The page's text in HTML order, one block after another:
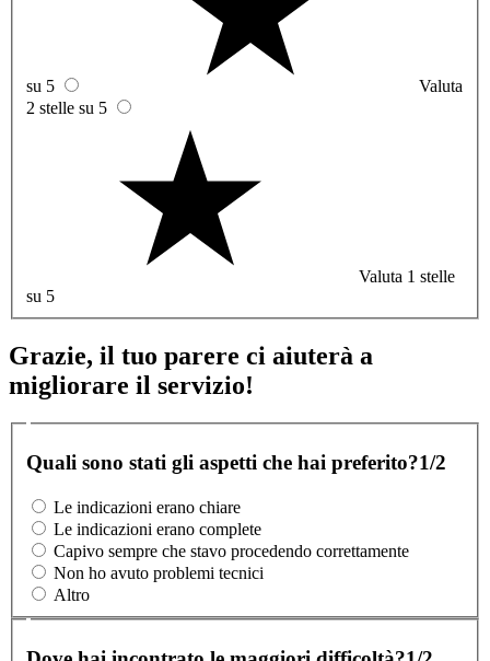
su 5
Valuta
2 stelle su 5
Valuta 1 stelle
su 5
Grazie, il tuo parere ci aiuterà a
migliorare il servizio!
Quali sono stati gli aspetti che hai preferito?1/2
Le indicazioni erano chiare
Le indicazioni erano complete
Capivo sempre che stavo procedendo correttamente
Non ho avuto problemi tecnici
Altro